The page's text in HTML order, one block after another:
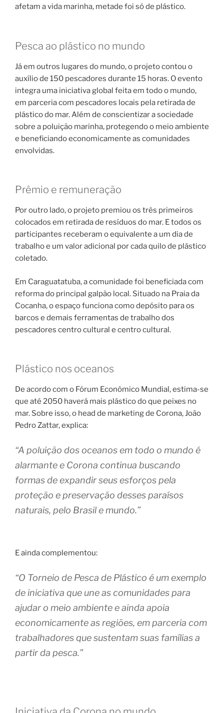
afetam a vida marinha, metade foi só de plástico.
Pesca ao plástico no mundo
Já em outros lugares do mundo, o projeto contou o
auxílio de 150 pescadores durante 15 horas. O evento
integra uma iniciativa global feita em todo o mundo,
em parceria com pescadores locais pela retirada de
plástico do mar. Além de conscientizar a sociedade
sobre a poluição marinha, protegendo o meio ambiente
e beneficiando economicamente as comunidades
envolvidas.
Prêmio e remuneração
Por outro lado, o projeto premiou os três primeiros
colocados em retirada de resíduos do mar. E todos os
participantes receberam o equivalente a um dia de
trabalho e um valor adicional por cada quilo de plástico
coletado.
Em Caraguatatuba, a comunidade foi beneficiada com
reforma do principal galpão local. Situado na Praia da
Cocanha, o espaço funciona como depósito para os
barcos e demais ferramentas de trabalho dos
pescadores centro cultural e centro cultural.
Plástico nos oceanos
De acordo com o Fórum Econômico Mundial, estima-se
que até 2050 haverá mais plástico do que peixes no
mar. Sobre isso, o head de marketing de Corona, João
Pedro Zattar, explica:
“A poluição dos oceanos em todo o mundo é
alarmante e Corona continua buscando
formas de expandir seus esforços pela
proteção e preservação desses paraísos
naturais, pelo Brasil e mundo.”
E ainda complementou:
“O Torneio de Pesca de Plástico é um exemplo
de iniciativa que une as comunidades para
ajudar o meio ambiente e ainda apoia
economicamente as regiões, em parceria com
trabalhadores que sustentam suas famílias a
partir da pesca.”